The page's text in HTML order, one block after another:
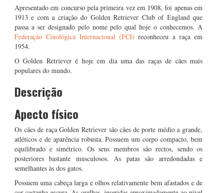
Apresentado em concurso pela primeira vez em 1908, foi apenas em
1913 e com a criação do Golden Retriever Club of England que
passa a ser designado pelo nome pelo qual hoje o conhecemos. A
Federação Cinológica Internacional (FCI) reconheceu a raça em
1954.
O Golden Retriever é hoje em dia uma das raças de cães mais
populares do mundo.
Descrição
Apecto físico
Os cães de raça Golden Retriever são cães de porte médio a grande,
atléticos e de aparência robusta. Possuem um corpo compacto, bem
equilibrado e simétrico. Os seus membros são rectos, sendo os
posteriores bastante musculosos. As patas são arredondadas e
semelhantes às dos gatos.
Possuem uma cabeça larga e olhos relativamente bem afastados e de